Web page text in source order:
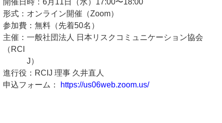
開催日時：6月11日（水）17:00〜18:00
形式：オンライン開催（Zoom）
参加費：無料（先着50名）
主催：一般社団法人 日本リスクコミュニケーション協会
（RCI
J）
進行役：RCIJ 理事 久井直人
申込フォーム：
https://us06web.zoom.us/